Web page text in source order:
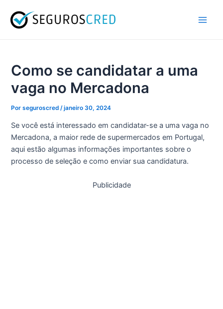
para
Como se candidatar a uma
vaga no Mercadona
Porseguroscred /janeiro 30, 2024
Se você está interessado em candidatar-se a uma vaga no
Mercadona, a maior rede de supermercados em Portugal,
aqui estão algumas informações importantes sobre o
processo de seleção e como enviar sua candidatura.
Publicidade
de
artigos